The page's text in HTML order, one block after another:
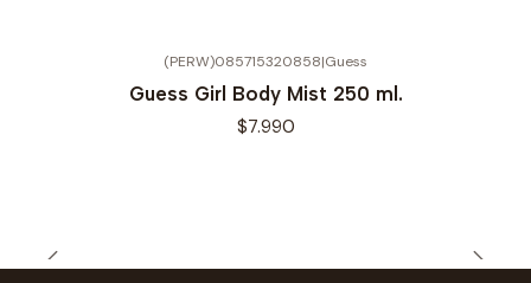
(PERW)085715320858|Guess
Guess Girl Body Mist 250 ml.
$7.990